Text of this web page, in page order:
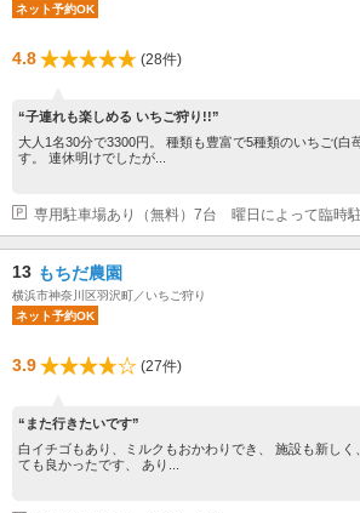
ネット予約OK
4.8 (28件)
“子連れも楽しめる いちご狩り!!”
大人1名30分で3300円。 種類も豊富で5種類のいちご(白
す。 連休明けでしたが...
専用駐車場あり（無料）7台 曜日によって臨時
13 もちだ農園
横浜市神奈川区羽沢町／いちご狩り
ネット予約OK
3.9 (27件)
“また行きたいです”
白イチゴもあり、ミルクもおかわりでき、 施設も新しく
ても良かったです、 あり...